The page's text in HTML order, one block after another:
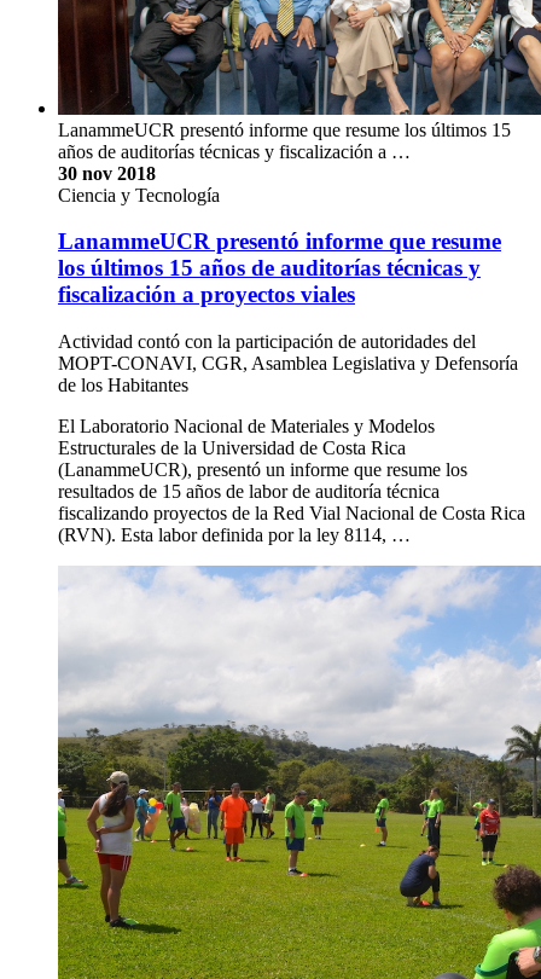
LanammeUCR presentó informe que resume los últimos 15
años de auditorías técnicas y fiscalización a …
30 nov 2018
Ciencia y Tecnología
LanammeUCR presentó informe que resume
los últimos 15 años de auditorías técnicas y
fiscalización a proyectos viales
Actividad contó con la participación de autoridades del
MOPT-CONAVI, CGR, Asamblea Legislativa y Defensoría
de los Habitantes
El Laboratorio Nacional de Materiales y Modelos
Estructurales de la Universidad de Costa Rica
(LanammeUCR), presentó un informe que resume los
resultados de 15 años de labor de auditoría técnica
fiscalizando proyectos de la Red Vial Nacional de Costa Rica
(RVN). Esta labor definida por la ley 8114, …